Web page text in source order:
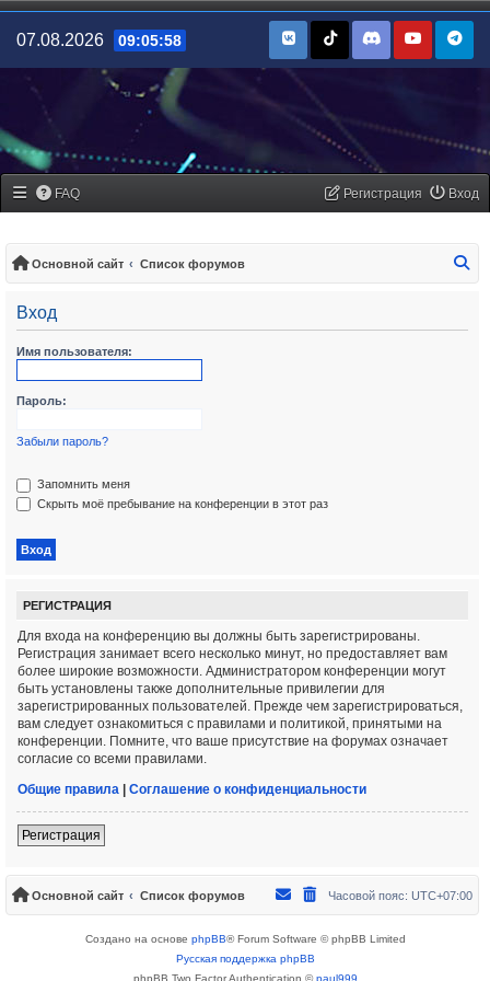
07.08.2026 09:05:58
FAQ Вход
Регистрация
Основной сайт Список форумов
Вход
Имя пользователя:
Пароль:
Забыли пароль?
Запомнить меня
Скрыть моё пребывание на конференции в этот раз
РЕГИСТРАЦИЯ
Для входа на конференцию вы должны быть зарегистрированы.
Регистрация занимает всего несколько минут, но предоставляет вам
более широкие возможности. Администратором конференции могут
быть установлены также дополнительные привилегии для
зарегистрированных пользователей. Прежде чем зарегистрироваться,
вам следует ознакомиться с правилами и политикой, принятыми на
конференции. Помните, что ваше присутствие на форумах означает
согласие со всеми правилами.
Общие правила | Соглашение о конфиденциальности
Регистрация
Основной сайт Список форумов Часовой пояс: UTC+07:00
Создано на основе phpBB® Forum Software © phpBB Limited
Русская поддержка phpBB
phpBB Two Factor Authentication ©paul999